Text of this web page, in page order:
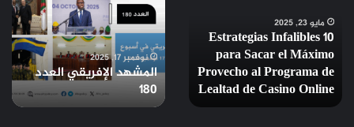
Infalibles
para
Sacar
Máximo
مايو 23, 2025
10 Estrategias Infalibles
para Sacar el Máximo
Provecho al Programa de
Lealtad de Casino Online
العدد
180
نوفمبر 17, 2025
المشهد الإفريقي العدد
180